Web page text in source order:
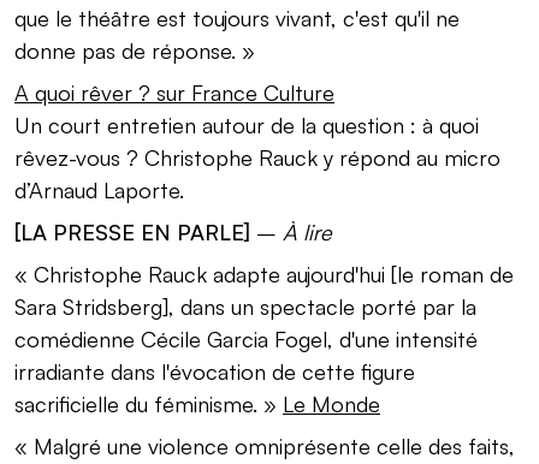
que le théâtre est toujours vivant, c'est qu'il ne
donne pas de réponse. »
A quoi rêver ? sur France Culture
Un court entretien autour de la question : à quoi
rêvez-vous ? Christophe Rauck y répond au micro
d’Arnaud Laporte.
[LA PRESSE EN PARLE] – À lire
« Christophe Rauck adapte aujourd'hui [le roman de
Sara Stridsberg], dans un spectacle porté par la
comédienne Cécile Garcia Fogel, d'une intensité
irradiante dans l'évocation de cette figure
sacrificielle du féminisme. » Le Monde
« Malgré une violence omniprésente celle des faits,